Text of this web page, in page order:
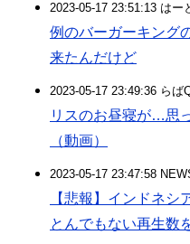
2023-05-17 23:51:13 はー
例のバーガーキング
来たんだけど
2023-05-17 23:49:36 らば
リスのお昼寝が…思
（動画）
2023-05-17 23:47:58
【悲報】インドネシ
とんでもない再生数